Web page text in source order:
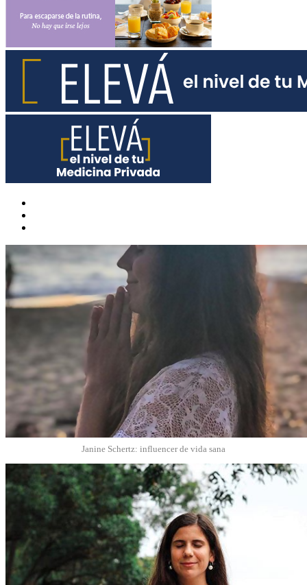
Janine Schertz: influencer de vida sana